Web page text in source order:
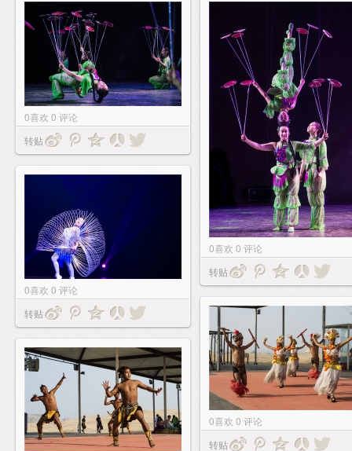
0喜欢 0 评论
转贴
0喜欢 0 评论
转贴
0喜欢 0 评论
转贴
0喜欢 0 评论
转贴